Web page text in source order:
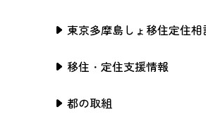
東京多摩島しょ移住定住相
移住・定住支援情報
都の取組